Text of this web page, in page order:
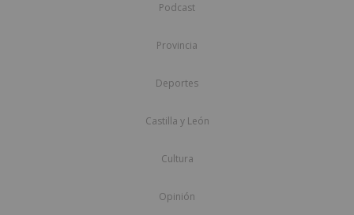
Podcast
Provincia
Deportes
Castilla y León
Cultura
Opinión